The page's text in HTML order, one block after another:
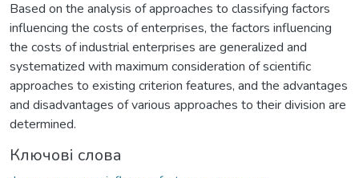
Based on the analysis of approaches to classifying factors
influencing the costs of enterprises, the factors influencing
the costs of industrial enterprises are generalized and
systematized with maximum consideration of scientific
approaches to existing criterion features, and the advantages
and disadvantages of various approaches to their division are
determined.
Ключові слова